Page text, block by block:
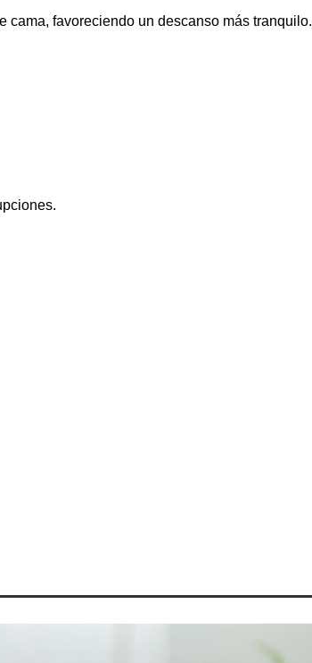
cama, favoreciendo un descanso más tranquilo.